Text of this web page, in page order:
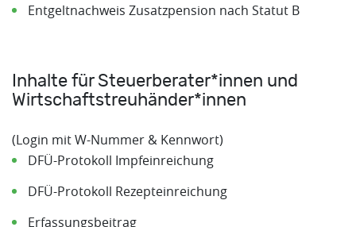
Entgeltnachweis Zusatzpension nach Statut B
Inhalte für Steuerberater*innen und
Wirtschaftstreuhänder*innen
(Login mit W-Nummer & Kennwort)
DFÜ-Protokoll Impfeinreichung
DFÜ-Protokoll Rezepteinreichung
Erfassungsbeitrag